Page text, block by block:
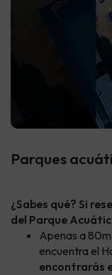
Parques
¿Sabes qué? Si
del Parque
Apenas a
encuentra el
encontrarás